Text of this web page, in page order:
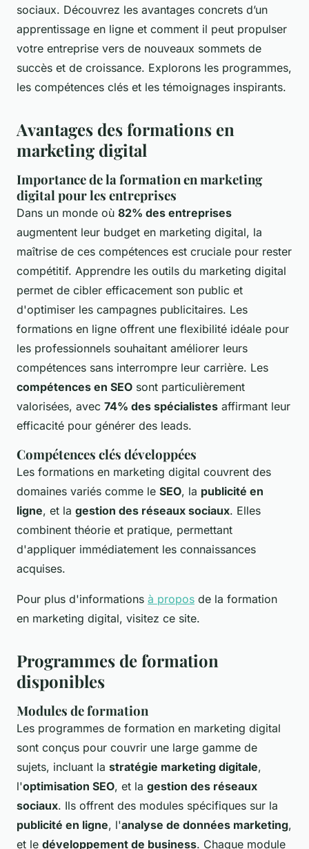
sociaux. Découvrez les avantages concrets d’un
apprentissage en ligne et comment il peut propulser
votre entreprise vers de nouveaux sommets de
succès et de croissance. Explorons les programmes,
les compétences clés et les témoignages inspirants.
Avantages des formations en
marketing digital
Importance de la formation en marketing
digital pour les entreprises
Dans un monde où 82% des entreprises
augmentent leur budget en marketing digital, la
maîtrise de ces compétences est cruciale pour rester
compétitif. Apprendre les outils du marketing digital
permet de cibler efficacement son public et
d'optimiser les campagnes publicitaires. Les
formations en ligne offrent une flexibilité idéale pour
les professionnels souhaitant améliorer leurs
compétences sans interrompre leur carrière. Les
compétences en SEO sont particulièrement
valorisées, avec 74% des spécialistes affirmant leur
efficacité pour générer des leads.
Compétences clés développées
Les formations en marketing digital couvrent des
domaines variés comme le SEO, la publicité en
ligne, et la gestion des réseaux sociaux. Elles
combinent théorie et pratique, permettant
d'appliquer immédiatement les connaissances
acquises.
Pour plus d'informations à propos de la formation
en marketing digital, visitez ce site.
Programmes de formation
disponibles
Modules de formation
Les programmes de formation en marketing digital
sont conçus pour couvrir une large gamme de
sujets, incluant la stratégie marketing digitale,
l'optimisation SEO, et la gestion des réseaux
sociaux. Ils offrent des modules spécifiques sur la
publicité en ligne, l'analyse de données marketing,
et le développement de business. Chaque module